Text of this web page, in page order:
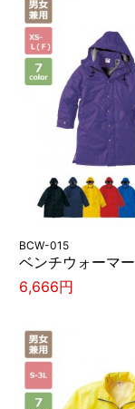
BCW-015
ベンチウォーマー
6,666円